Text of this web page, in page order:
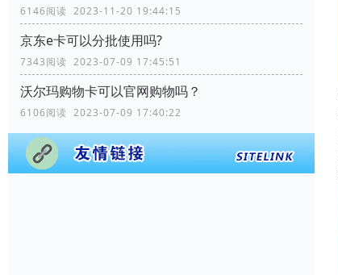
6146阅读 2023-11-20 19:44:15
京东e卡可以分批使用吗?
7343阅读 2023-07-09 17:45:51
沃尔玛购物卡可以官网购物吗？
6106阅读 2023-07-09 17:40:22